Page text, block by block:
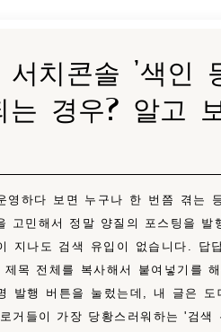
서치콘솔 '색인
는 경우? 알고
영하다 보면 누구나 한 번쯤 겪는
고민해서 정말 양질의 포스팅을 발
지나도 검색 유입이 없습니다. 답
목 전체를 복사해서 붙여넣기를
발행 버튼을 눌렀는데, 내 글은 도
거들이 가장 당황스러워하는 '검